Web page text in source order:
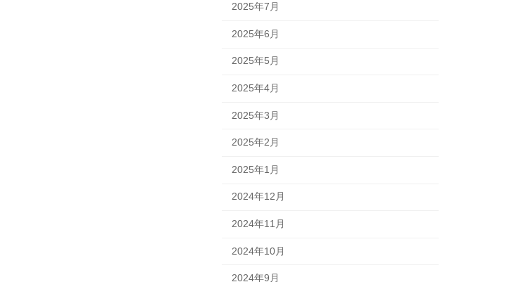
2025年7月
2025年6月
2025年5月
2025年4月
2025年3月
2025年2月
2025年1月
2024年12月
2024年11月
2024年10月
2024年9月